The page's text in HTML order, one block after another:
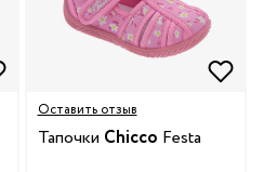
Оставить отзыв
Тапочки Chicco Festa